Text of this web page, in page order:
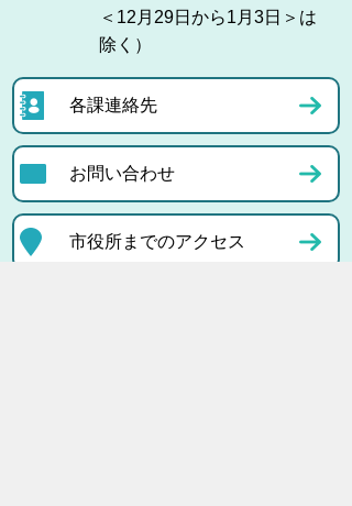
＜12月29日から1月3日＞は
除く）
各課連絡先
お問い合わせ
市役所までのアクセス